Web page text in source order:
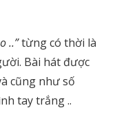
..”từng có thời là
Bài hát được
cũng như số
tay trắng ..